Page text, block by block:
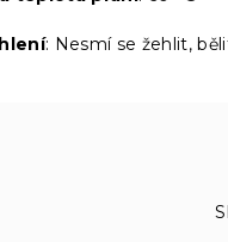
: Nesmí se žehlit,